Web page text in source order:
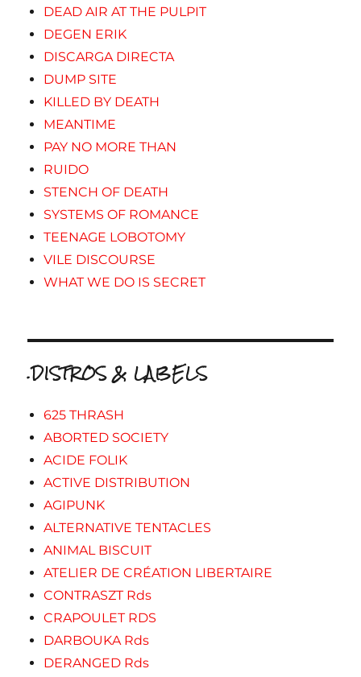
DEAD AIR AT THE PULPIT
DEGEN ERIK
DISCARGA DIRECTA
DUMP SITE
KILLED BY DEATH
MEANTIME
PAY NO MORE THAN
RUIDO
STENCH OF DEATH
SYSTEMS OF ROMANCE
TEENAGE LOBOTOMY
VILE DISCOURSE
WHAT WE DO IS SECRET
.DISTROS & LABELS
625 THRASH
ABORTED SOCIETY
ACIDE FOLIK
ACTIVE DISTRIBUTION
AGIPUNK
ALTERNATIVE TENTACLES
ANIMAL BISCUIT
ATELIER DE CRÉATION LIBERTAIRE
CONTRASZT Rds
CRAPOULET RDS
DARBOUKA Rds
DERANGED Rds